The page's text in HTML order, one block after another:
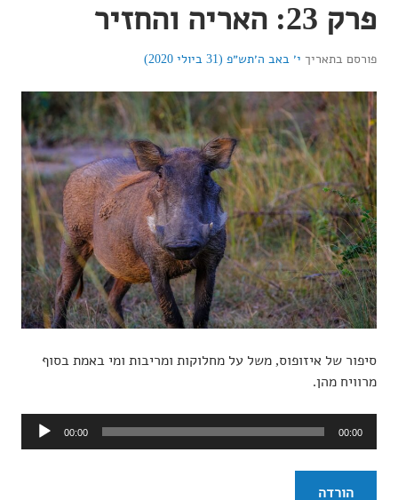
פרק 23: האריה והחזיר
פורסם בתאריך י׳ באב ה׳תש״פ (31 ביולי 2020)
סיפור של איזופוס, משל על מחלוקות ומריבות ומי באמת בסוף
מרוויח מהן.
אודיו
00:00 00:00
הורדה